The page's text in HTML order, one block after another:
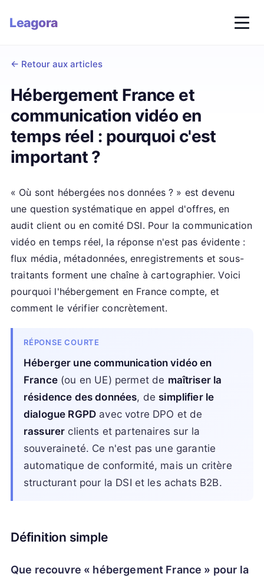
Leagora
← Retour aux articles
Hébergement France et
communication vidéo en
temps réel : pourquoi c'est
important ?
« Où sont hébergées nos données ? » est devenu
une question systématique en appel d'offres, en
audit client ou en comité DSI. Pour la communication
vidéo en temps réel, la réponse n'est pas évidente :
flux média, métadonnées, enregistrements et sous-
traitants forment une chaîne à cartographier. Voici
pourquoi l'hébergement en France compte, et
comment le vérifier concrètement.
RÉPONSE COURTE
Héberger une communication vidéo en
France(ou en UE) permet de maîtriser la
résidence des données, desimplifier le
dialogue RGPD avec votre DPO et de
rassurer clients et partenaires sur la
souveraineté. Ce n'est pas une garantie
automatique de conformité, mais un critère
structurant pour la DSI et les achats B2B.
Définition simple
Que recouvre « hébergement France » pour la